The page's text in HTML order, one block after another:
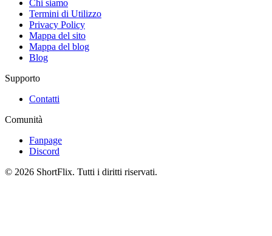
Chi siamo
Termini di Utilizzo
Privacy Policy
Mappa del sito
Mappa del blog
Blog
Supporto
Contatti
Comunità
Fanpage
Discord
© 2026 ShortFlix. Tutti i diritti riservati.